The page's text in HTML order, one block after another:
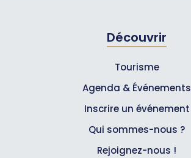
Découvrir
Tourisme
Agenda & Événements
Inscrire un événement
Qui sommes-nous ?
Rejoignez-nous !